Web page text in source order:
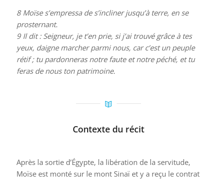
8 Moïse s’empressa de s’incliner jusqu’à terre, en se
prosternant.
9 Il dit : Seigneur, je t’en prie, si j’ai trouvé grâce à tes
yeux, daigne marcher parmi nous, car c’est un peuple
rétif ; tu pardonneras notre faute et notre péché, et tu
feras de nous ton patrimoine.
Contexte du récit
Après la sortie d’Égypte, la libération de la servitude,
Moïse est monté sur le mont Sinaï et y a reçu le contrat